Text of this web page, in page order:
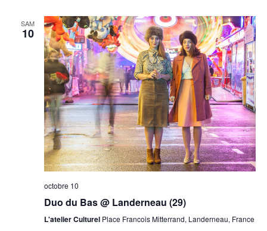
SAM
10
octobre 10
Duo du Bas @ Landerneau (29)
L'atelier Culturel Place Francois Mitterrand, Landerneau, France